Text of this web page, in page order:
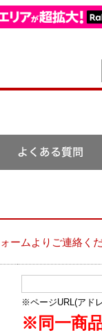
ームよりご連絡く
※ページURL(アド
※同一商